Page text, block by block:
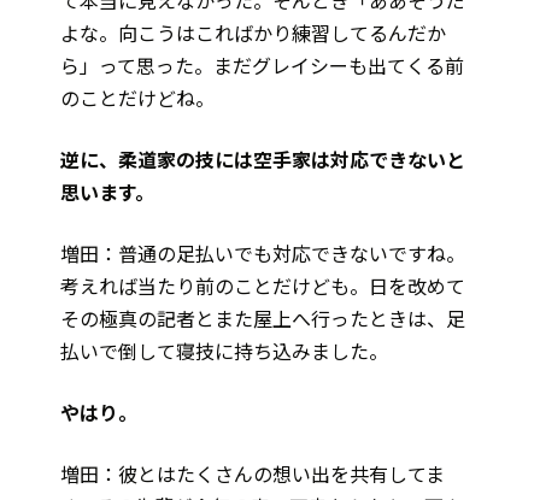
よな。向こうはこればかり練習してるんだか
ら」って思った。まだグレイシーも出てくる前
のことだけどね。
――逆に、柔道家の技には空手家は対応できないと
思います。
増田：普通の足払いでも対応できないですね。
考えれば当たり前のことだけども。日を改めて
その極真の記者とまた屋上へ行ったときは、足
払いで倒して寝技に持ち込みました。
――やはり。
増田：彼とはたくさんの想い出を共有してま